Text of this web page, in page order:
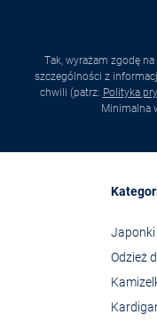
Tak, wyrażam zgodę
szczególności z
chwili (patrz: Polityka
Minimalna
Japonki
Odzież